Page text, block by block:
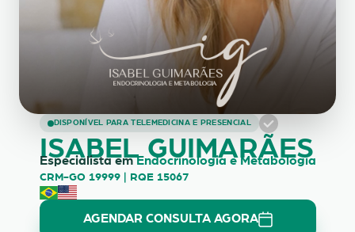
DISPONÍVEL PARA TELEMEDICINA E PRESENCIAL
ISABEL GUIMARÃES
ISABEL GUIMARÃES
Especialista emEndocrinologia e Metabologia
CRM-GO 19999 | RQE 15067
AGENDAR CONSULTA AGORA